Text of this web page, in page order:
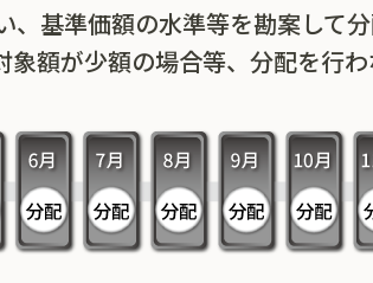
基準価額の水準等を勘案して
額が少額の場合等、分配を行わ